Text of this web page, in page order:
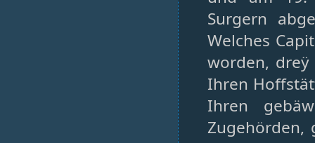
Surgern
Welches
worden,
Ihren
Ihren
Zugehörden,